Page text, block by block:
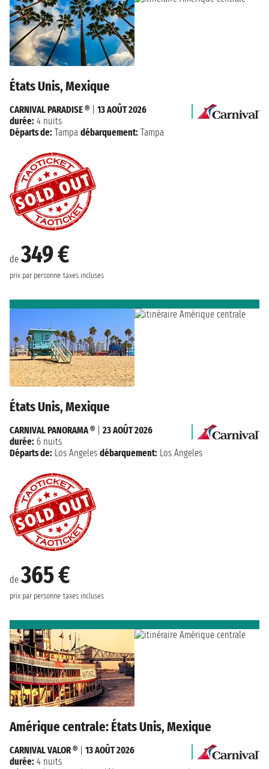
États Unis, Mexique
de349 €
prix par personne taxes incluses
CARNIVAL PARADISE ®
13 AOÛT 2026
durée: 4 nuits
Départs de: Tampa débarquement: Tampa
États Unis, Mexique
de365 €
prix par personne taxes incluses
CARNIVAL PANORAMA ®
23 AOÛT 2026
durée: 6 nuits
Départs de: Los Angeles débarquement: Los Angeles
Amérique centrale: États Unis, Mexique
CARNIVAL VALOR ®
13 AOÛT 2026
durée: 4 nuits